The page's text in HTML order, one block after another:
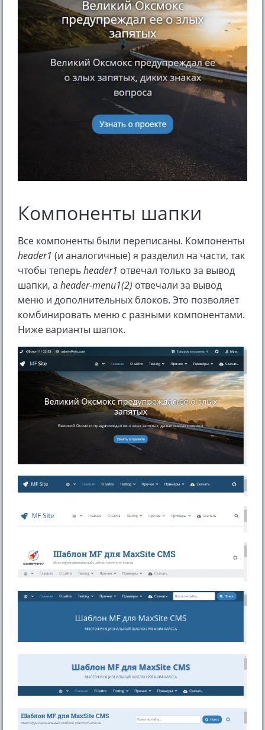
Компоненты шапки
Все компоненты были переписаны. Компоненты
header1 (и аналогичные) я разделил на части, так
чтобы теперьheader1 отвечал только за вывод
шапки, а header-menu1(2) отвечали за вывод
меню и дополнительных блоков. Это позволяет
комбинировать меню с разными компонентами.
Ниже варианты шапок.